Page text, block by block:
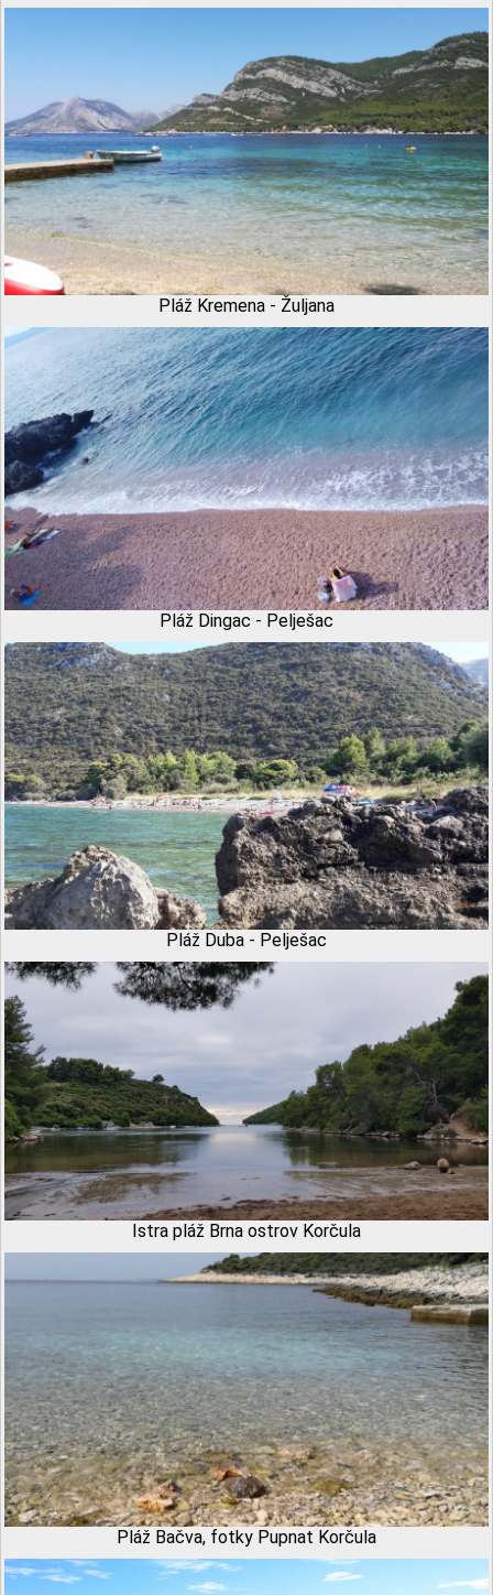
Pláž Kremena - Žuljana
Pláž Dingac - Pelješac
Pláž Duba - Pelješac
Istra pláž Brna ostrov Korčula
Pláž Bačva, fotky Pupnat Korčula